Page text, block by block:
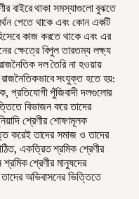
বাইরে থাকা সমস্যাগুলো বুঝতে
পেতে থাকে এবং কোন একটি
হিসেবে কাজ করতে থাকে এবং এর
ক্ষেত্রে বিপুল তারতম্য লক্ষ্য
দল তৈরি না হওয়ায়
সংযুক্ত হতে হয়:
প্রতিযোগী পুঁজিবাদী দলগুলোর
বিভাজন করে তাদের
শ্রেণীর শোষণমূলক
করেই তাদের সমাজ ও তাদের
একত্রিত শ্রমিক শ্রেণীর
শ্রেণীর মানুষদের
অভিবাসনের ভিত্তিতে